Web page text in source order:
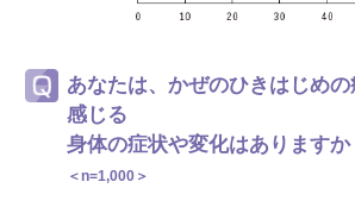
あなたは、かぜのひきはじめ
感じる
身体の症状や変化はありますか
＜n=1,000＞